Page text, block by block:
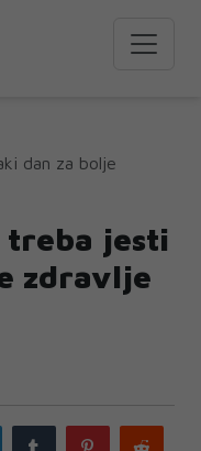
dan za bolje
jesti
zdravlje
LinkedIn Tumblr Pinterest